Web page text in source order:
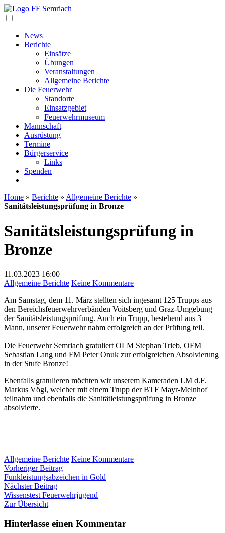
News
Berichte
Einsätze
Übungen
Veranstaltungen
Allgemeine Berichte
Die Feuerwehr
Standorte
Einsatzgebiet
Feuerwehrmuseum
Mannschaft
Ausrüstung
Termine
Bürgerservice
Links
Spenden
Home » Berichte » Allgemeine Berichte »
Sanitätsleistungsprüfung in Bronze
Sanitätsleistungsprüfung in
Bronze
11.03.2023 16:00
Allgemeine Berichte Keine Kommentarezu
in
Bronze
Am Samstag, dem 11. März stellten sich ingesamt 125 Trupps aus
den Bereichsfeuerwehrverbänden Voitsberg und Graz-Umgebung
der Sanitätsleistungsprüfung. Auch ein Trupp, bestehend aus 3
Mann, unserer Feuerwehr nahm erfolgreich an der Prüfung teil.
Die Feuerwehr Semriach gratuliert OLM Stephan Trieb, OFM
Sebastian Lang und FM Peter Onuk zur erfolgreichen Absolvierung
in der Stufe Bronze!
Ebenfalls gratulieren möchten wir unserem Kameraden LM d.F.
Markus Vögl, welcher mit einem Trupp der BTF Mayr-Melnhof
teilnahm und ebenfalls die Sanitätleistungsprüfung in Bronze
absolvierte.
Allgemeine Berichte Keine Kommentarezu
Beitragsnavigation
Vorheriger BeitragVorheriger
Beitrag:
Funkleistungsabzeichen in Gold
Nächster BeitragNächster
Beitrag:
Wissenstest Feuerwehrjugend
Zur Übersicht
Hinterlasse einen Kommentar